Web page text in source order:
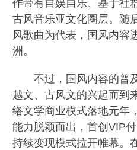
作带有自娱自乐、基于社
古风音乐亚文化圈层。随
风歌曲为代表，国风内容
洲。
不过，国风内容的普
越文、古风文的兴起而到
络文学商业模式落地元年
能力脱颖而出，首创VIP
持续变现模式拉开帷幕。